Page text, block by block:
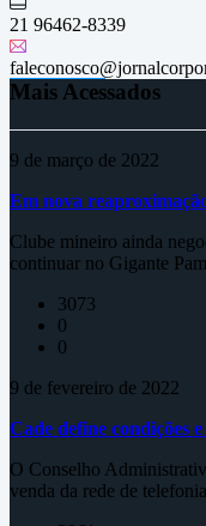
21 96462-8339
Mais Acessados
9 de março de 2022
Em nova
Clube mineiro ainda
continuar no Gigante
3073
0
0
9 de fevereiro de 2022
Cade define condições
O Conselho
venda da rede de